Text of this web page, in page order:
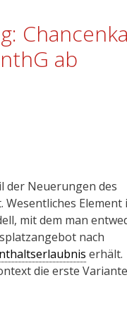
ab
der Neuerungen des
Element
mit dem man
nach
erhält.
die erste